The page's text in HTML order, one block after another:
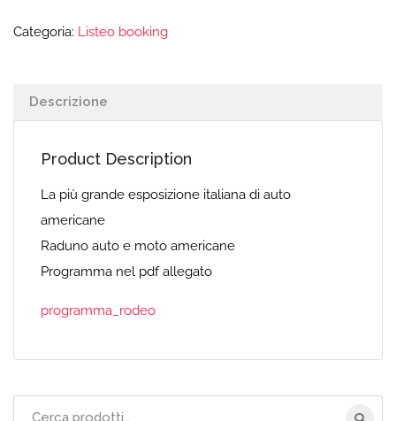
Categoria: Listeo booking
Descrizione
Product Description
La più grande esposizione italiana di auto
americane
Raduno auto e moto americane
Programma nel pdf allegato
programma_rodeo